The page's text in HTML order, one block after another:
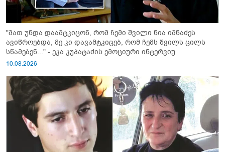
"მათ უნდა დაამტკიცონ, რომ ჩემი შვილი ნია იმნაძეს
ავიწროებდა, მე კი დავამტკიცებ, რომ ჩემს შვილს ცილს
სწამებენ..." - ეკა კუპატაძის ემოციური ინტერვიუ
10.08.2026